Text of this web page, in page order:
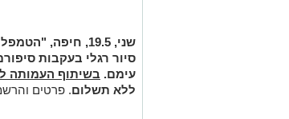
שני, 19.5, חיפה, "הטמפלרים במושבה הגרמנית - תחילת המודרנה בלבנט":
סיור רגלי בעקבות
עימם. בשיתוף העמותה
ללא תשלום. פרטים